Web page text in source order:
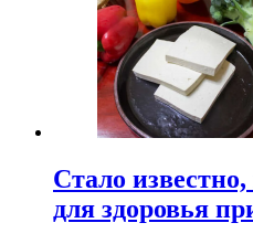
Стало
для здоровья